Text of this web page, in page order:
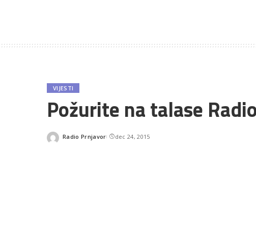
VIJESTI
Požurite na talase
Posted
Radio Prnjavor dec 24, 2015